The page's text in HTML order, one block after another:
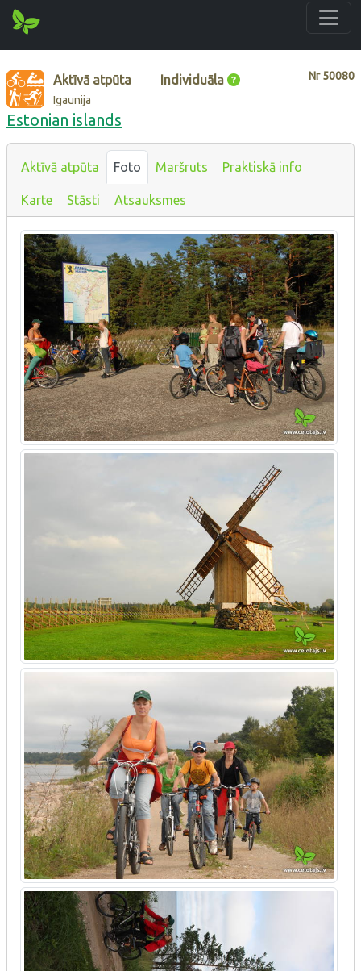
Nr50080
Aktīvā atpūta Individuāla
Igaunija
Estonian islands
Aktīvā atpūta Foto Maršruts Praktiskā info
Karte Stāsti Atsauksmes